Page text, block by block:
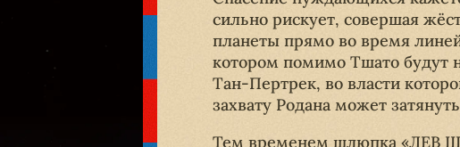
сильно рискует, совершая
планеты прямо во время
котором помимо Тшато будут
Тан-Пертрек, во власти
захвату Родана может
Тем временем шлюпка «ЛЕВ